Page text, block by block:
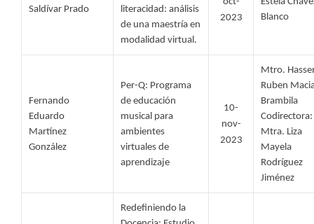
Saldívar Prado
literacidad: análisis
de una maestría en
modalidad virtual.
2023
Blanco
Fernando
Eduardo
Martínez
González
Per-Q: Programa
de educación
musical para
ambientes
virtuales de
aprendizaje
10-
nov-
2023
Mtro.
Ruben
Brambila
Codirectora:
Mtra. Liza
Mayela
Rodríguez
Jiménez
Redefiniendo la